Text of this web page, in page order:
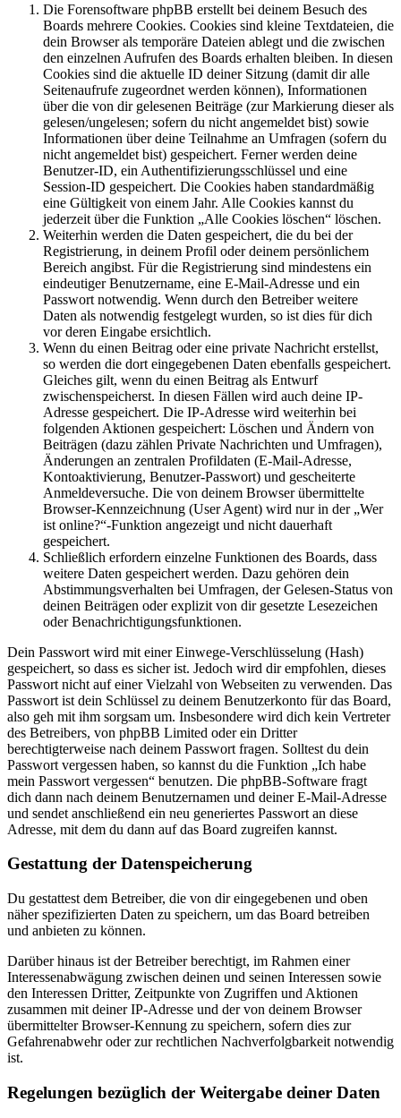
Die Forensoftware phpBB erstellt bei deinem Besuch des
Boards mehrere Cookies. Cookies sind kleine Textdateien, die
dein Browser als temporäre Dateien ablegt und die zwischen
den einzelnen Aufrufen des Boards erhalten bleiben. In diesen
Cookies sind die aktuelle ID deiner Sitzung (damit dir alle
Seitenaufrufe zugeordnet werden können), Informationen
über die von dir gelesenen Beiträge (zur Markierung dieser als
gelesen/ungelesen; sofern du nicht angemeldet bist) sowie
Informationen über deine Teilnahme an Umfragen (sofern du
nicht angemeldet bist) gespeichert. Ferner werden deine
Benutzer-ID, ein Authentifizierungsschlüssel und eine
Session-ID gespeichert. Die Cookies haben standardmäßig
eine Gültigkeit von einem Jahr. Alle Cookies kannst du
jederzeit über die Funktion „Alle Cookies löschen“ löschen.
Weiterhin werden die Daten gespeichert, die du bei der
Registrierung, in deinem Profil oder deinem persönlichem
Bereich angibst. Für die Registrierung sind mindestens ein
eindeutiger Benutzername, eine E-Mail-Adresse und ein
Passwort notwendig. Wenn durch den Betreiber weitere
Daten als notwendig festgelegt wurden, so ist dies für dich
vor deren Eingabe ersichtlich.
Wenn du einen Beitrag oder eine private Nachricht erstellst,
so werden die dort eingegebenen Daten ebenfalls gespeichert.
Gleiches gilt, wenn du einen Beitrag als Entwurf
zwischenspeicherst. In diesen Fällen wird auch deine IP-
Adresse gespeichert. Die IP-Adresse wird weiterhin bei
folgenden Aktionen gespeichert: Löschen und Ändern von
Beiträgen (dazu zählen Private Nachrichten und Umfragen),
Änderungen an zentralen Profildaten (E-Mail-Adresse,
Kontoaktivierung, Benutzer-Passwort) und gescheiterte
Anmeldeversuche. Die von deinem Browser übermittelte
Browser-Kennzeichnung (User Agent) wird nur in der „Wer
ist online?“-Funktion angezeigt und nicht dauerhaft
gespeichert.
Schließlich erfordern einzelne Funktionen des Boards, dass
weitere Daten gespeichert werden. Dazu gehören dein
Abstimmungsverhalten bei Umfragen, der Gelesen-Status von
deinen Beiträgen oder explizit von dir gesetzte Lesezeichen
oder Benachrichtigungsfunktionen.
Dein Passwort wird mit einer Einwege-Verschlüsselung (Hash)
gespeichert, so dass es sicher ist. Jedoch wird dir empfohlen, dieses
Passwort nicht auf einer Vielzahl von Webseiten zu verwenden. Das
Passwort ist dein Schlüssel zu deinem Benutzerkonto für das Board,
also geh mit ihm sorgsam um. Insbesondere wird dich kein Vertreter
des Betreibers, von phpBB Limited oder ein Dritter
berechtigterweise nach deinem Passwort fragen. Solltest du dein
Passwort vergessen haben, so kannst du die Funktion „Ich habe
mein Passwort vergessen“ benutzen. Die phpBB-Software fragt
dich dann nach deinem Benutzernamen und deiner E-Mail-Adresse
und sendet anschließend ein neu generiertes Passwort an diese
Adresse, mit dem du dann auf das Board zugreifen kannst.
Gestattung der Datenspeicherung
Du gestattest dem Betreiber, die von dir eingegebenen und oben
näher spezifizierten Daten zu speichern, um das Board betreiben
und anbieten zu können.
Darüber hinaus ist der Betreiber berechtigt, im Rahmen einer
Interessenabwägung zwischen deinen und seinen Interessen sowie
den Interessen Dritter, Zeitpunkte von Zugriffen und Aktionen
zusammen mit deiner IP-Adresse und der von deinem Browser
übermittelter Browser-Kennung zu speichern, sofern dies zur
Gefahrenabwehr oder zur rechtlichen Nachverfolgbarkeit notwendig
ist.
Regelungen bezüglich der Weitergabe deiner Daten